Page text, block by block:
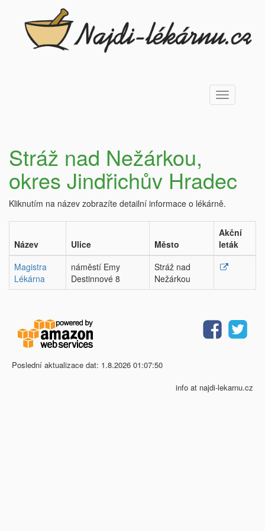
Toggle
navigation
Stráž nad Nežárkou,
okres Jindřichův Hradec
Kliknutím na název zobrazíte detailní informace o lékárně.
Název Ulice Město
Akční
leták
Magistra
Lékárna
náměstí Emy
Destinnové 8
Stráž nad
Nežárkou
Poslední aktualizace dat: 1.8.2026 01:07:50
info at najdi-lekarnu.cz